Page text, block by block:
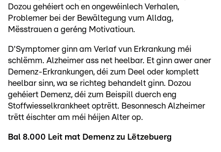
Dozou gehéiert och en ongewéinlech Verhalen,
Problemer bei der Bewältegung vum Alldag,
Mësstrauen a geréng Motivatioun.
D'Symptomer ginn am Verlaf vun Erkrankung méi
schlëmm. Alzheimer ass net heelbar. Et ginn awer aner
Demenz-Erkrankungen, déi zum Deel oder komplett
heelbar sinn, wa se richteg behandelt ginn. Dozou
gehéiert Demenz, déi zum Beispill duerch eng
Stoffwiesselkrankheet optrëtt. Besonnesch Alzheimer
trëtt éischter am méi héijen Alter op.
Bal 8.000 Leit mat Demenz zu Lëtzebuerg